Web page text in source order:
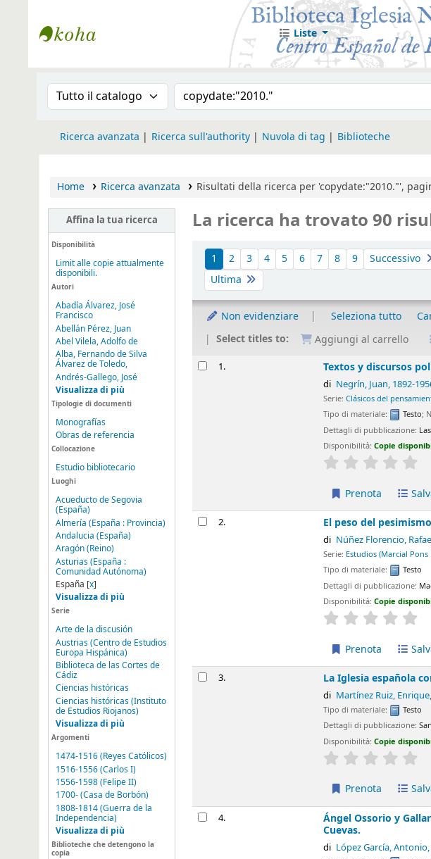
Biblioteca Iglesia Nacional Española en Roma
Liste
Cronologia della ricercaSearch the catalog
Ricerca avanzata Ricerca sull'authority Nuvola di tag Biblioteche
Home Ricerca avanzata Risultati della ricerca per 'copydate:"2010."',
Affina la tua ricerca
Disponibilità
Limit alle copie attualmente
disponibili.
Autori
Abadía Álvarez, José
Francisco
Abellán Pérez, Juan
Abel Vilela, Adolfo de
Alba, Fernando de Silva
Andrés-Gallego, José
Visualizza di più
Tipologie di documenti
Monografías
Obras de referencia
Collocazione
Estudio bibliotecario
Luoghi
Acueducto de Segovia
(España)
Almería (España : Provincia)
Andalucia (España)
Aragón (Reino)
Asturias (España :
Comunidad Autónoma)
España [x]
Visualizza di più
Serie
Arte de la discusión
Austrias (Centro de Estudios
Europa Hispánica)
Biblioteca de las Cortes de
Cádiz
Ciencias históricas
Ciencias históricas (Instituto
de Estudios Riojanos)
Visualizza di più
Argomenti
1474-1516 (Reyes Católicos)
1516-1556 (Carlos I)
1556-1598 (Felipe II)
1700- (Casa de Borbón)
1808-1814 (Guerra de la
Independencia)
Visualizza di più
Biblioteche che detengono la
copia
La ricerca ha trovato 90
Ordina
1 2 3 4 5 6 7 8 9
Successivo
Ultima
Non evidenziare Seleziona tutto
Select titles to:
Aggiungi al carrello
Risultati1. Textos y discursos políticos /Juan
, 1892-1956 Moradiellos,
Clásicos del pensamiento político y
Testo; Natura dei
Dettagli di pubblicazione:Las Palmas de Gran
Copie disponibili per il prestito:
Average : 0.0 out of 5
Salva nelle liste
2. El peso del pesimismo : del 98 al
Núñez Florencio, Rafael, 1956-
Estudios (Marcial Pons Historia)
Testo
Dettagli di pubblicazione:Madrid : Marcial
Copie disponibili per il prestito:
Average : 0.0 out of 5
Salva nelle liste
3. La Iglesia española contra
Martínez Ruiz, Enrique, 1943- Gil
Testo
Dettagli di pubblicazione:San Sebastián de los
Copie disponibili per il prestito:
Average : 0.0 out of 5
Salva nelle liste
4. Ángel Ossorio y Gallardo : sus
López García, Antonio, 1954-
Testo; Natura dei